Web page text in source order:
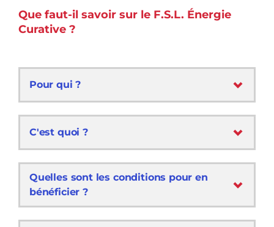
Que faut-il savoir sur le F.S.L. Énergie
Curative ?
Pour qui ?
C'est quoi ?
Quelles sont les conditions pour en
bénéficier ?